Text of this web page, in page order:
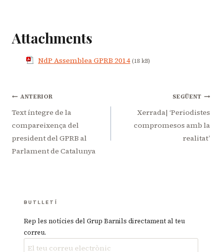
Attachments
NdP Assemblea GPRB 2014 (18 kB)
Navegació
d'entrades
ANTERIOR
Text íntegre de la
compareixença del
president del GPRB al
Parlament de Catalunya
SEGÜENT
Xerrada| ‘Periodistes
compromesos amb la
realitat’
BUTLLETÍ
Rep les notícies del Grup Barnils directament al teu
correu.